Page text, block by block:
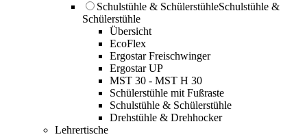
Schulstühle & SchülerstühleSchulstühle &
Schülerstühle
Übersicht
EcoFlex
Ergostar Freischwinger
Ergostar UP
MST 30 - MST H 30
Schülerstühle mit Fußraste
Schulstühle & Schülerstühle
Drehstühle & Drehhocker
Lehrertische